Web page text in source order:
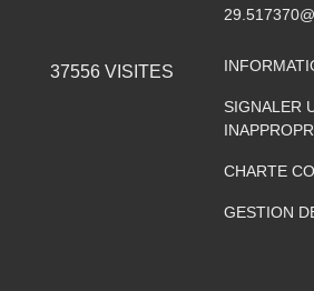
37556VISITES
SIGNALER
CHARTE
GESTION